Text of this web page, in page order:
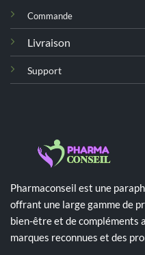
Commande
Livraison
Support
Pharmaconseil est une
offrant une large gamme de
bien-être et de compléments
marques reconnues et des